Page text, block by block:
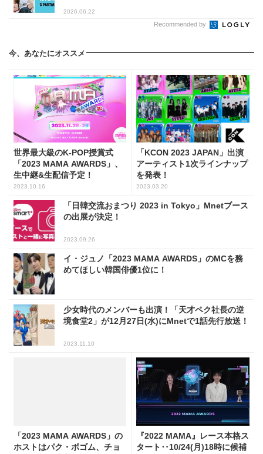
2026.06.22
Recommended by
今、あなたにオススメ
世界最大級のK-POP授賞式
「2023 MAMA AWARDS」、
生中継&生配信予定！
2023.10.16
「KCON 2023 JAPAN」出演
アーティスト1次ラインナップ
を発表！
2023.03.20
「日韓交流おまつり 2023 in Tokyo」Mnetブース
の出展が決定！
2023.09.26
イ・ジュノ「2023 MAMA AWARDS」のMCを務
めてほしい韓国俳優1位に！
少女時代のメンバーも出演！「天才ペク社長の逆
境食堂2」が12月27日(水)にMnetで1話先行放送！
2023.11.10
「2023 MAMA AWARDS」の
ホストはパク・ボゴム、チョ
『2022 MAMA』レース本格ス
タート‥10/24(月)18時に候補